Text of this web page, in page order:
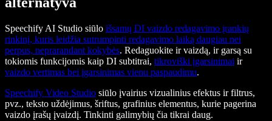
Speechify AI Studio siūlo išsamų DI vaizdo redagavimo įrankių
rinkinį, kuris leidžia sutrumpinti redagavimo laiką daugiau nei
perpus, neprarandant kokybės. Redaguokite ir vaizdą, ir garsą su
tokiomis funkcijomis kaip DI subtitrai, tikroviški įgarsinimai ir
vaizdo vertimas bei įgarsinimas vienu paspaudimu.
Speechify Video Studio siūlo įvairius vizualinius efektus ir filtrus,
pvz., teksto uždėjimus, šriftus, grafinius elementus, kurie pagerina
vaizdo įrašų įvaizdį. Tinkinti galimybių čia tikrai daug.